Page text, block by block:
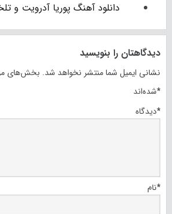
دانلود آهنگ پوریا آدرویت و
دیدگاهتان را بنویسید
نشانی ایمیل شما منتشر نخواهد شد. بخش‌های
شده‌اند*
دیدگاه*
نام*